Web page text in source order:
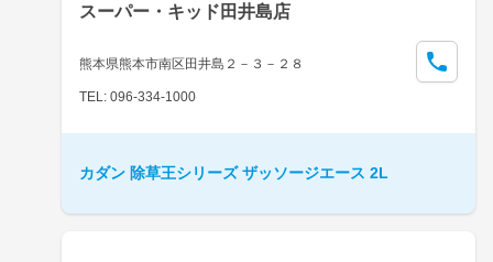
スーパー・キッド田井島店
熊本県熊本市南区田井島２－３－２８
TEL: 096-334-1000
カダン 除草王シリーズ ザッソージエース 2L